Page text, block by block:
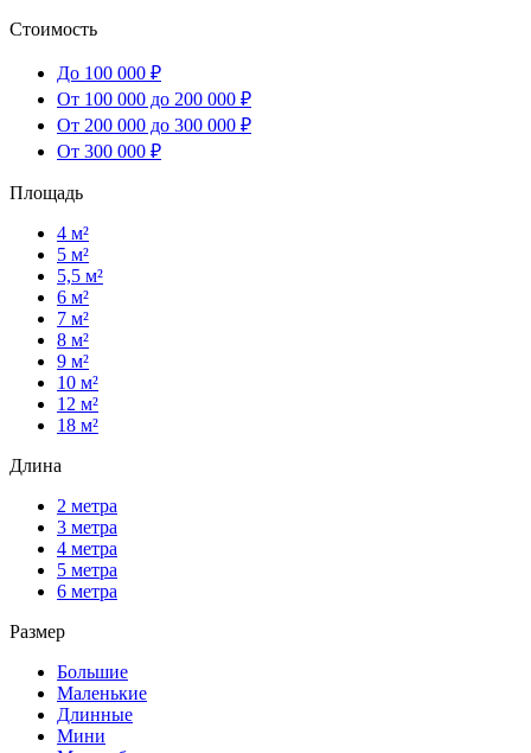
Стоимость
До 100 000 ₽
От 100 000 до 200 000 ₽
От 200 000 до 300 000 ₽
От 300 000 ₽
Площадь
4 м²
5 м²
5,5 м²
6 м²
7 м²
8 м²
9 м²
10 м²
12 м²
18 м²
Длина
2 метра
3 метра
4 метра
5 метра
6 метра
Размер
Большие
Маленькие
Длинные
Мини